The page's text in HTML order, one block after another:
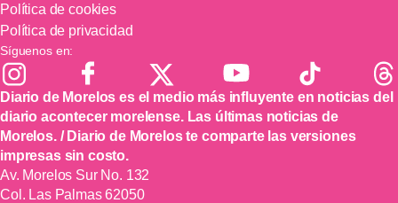
Política de cookies
Política de privacidad
Síguenos en:
Diario de Morelos es el medio más influyente en noticias del
diario acontecer morelense. Las últimas noticias de
Morelos. / Diario de Morelos te comparte las versiones
impresas sin costo.
Av. Morelos Sur No. 132
Col. Las Palmas 62050